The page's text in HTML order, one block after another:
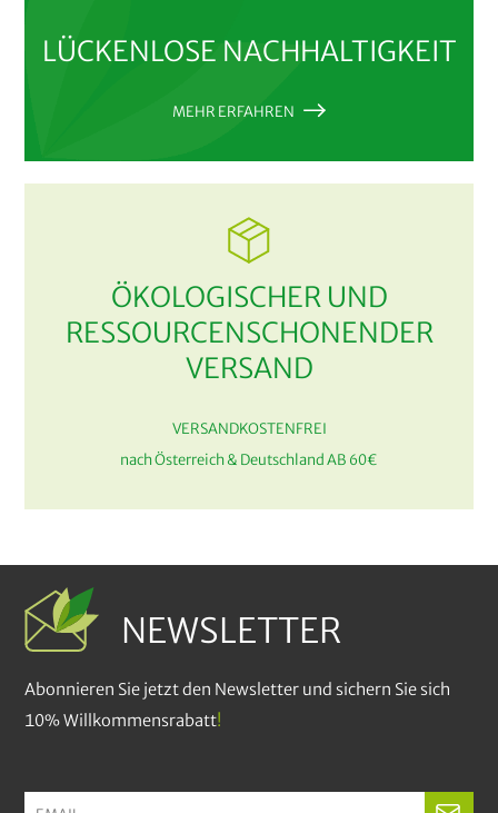
LÜCKENLOSE NACHHALTIGKEIT
MEHR ERFAHREN
ÖKOLOGISCHER UND
RESSOURCENSCHONENDER
VERSAND
VERSANDKOSTENFREI
nach Österreich & Deutschland AB 60€
NEWSLETTER
Abonnieren Sie jetzt den Newsletter und sichern Sie sich
10% Willkommensrabatt!